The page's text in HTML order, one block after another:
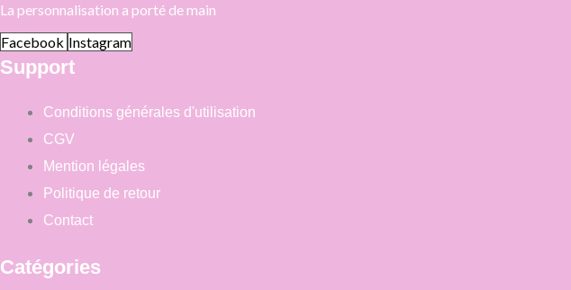
La personnalisation a porté de main
Facebook Instagram
Support
Conditions générales d'utilisation
CGV
Mention légales
Politique de retour
Contact
Catégories